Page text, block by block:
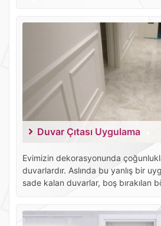
Duvar Çıtası Uygulama
Evimizin dekorasyonunda
duvarlardır. Aslında bu yanlış bir
sade kalan duvarlar, boş bırakılan
dekorasyonumuzda boşluk hissini
Sizlere bunu modern veya klasik
edeceğiniz hakkında fikir vereceğim.